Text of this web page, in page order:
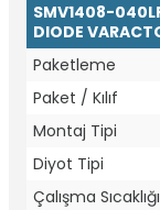
SMV1408-
DIODE
Paketleme
Paket / Kılıf
Montaj Tipi
Diyot Tipi
Çalışma Sıcaklığı